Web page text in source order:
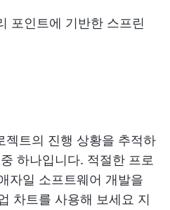
포인트에 기반한 스프린
젝트의 진행 상황을 추적하
하나입니다. 적절한 프로
자일 소프트웨어 개발을
차트를 사용해 보세요 지